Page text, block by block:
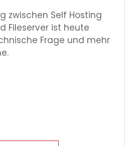
zwischen Self Hosting
Fileserver ist heute
Frage und mehr